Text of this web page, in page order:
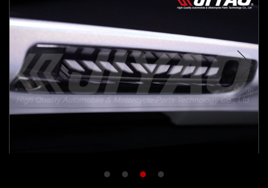
Pr
ev
io
us
ex
t
1 2 3 4